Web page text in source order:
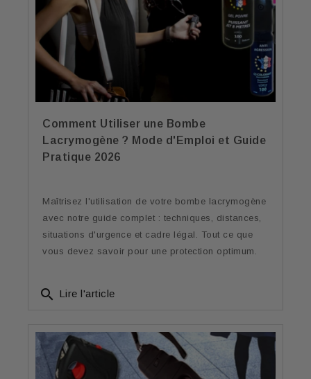
Comment Utiliser une Bombe
Lacrymogène ? Mode d'Emploi et Guide
Pratique 2026
Maîtrisez l'utilisation de votre bombe lacrymogène
avec notre guide complet : techniques, distances,
situations d'urgence et cadre légal. Tout ce que
vous devez savoir pour une protection optimum.
search Lire l'article